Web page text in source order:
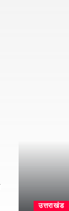
उत्तराखंड